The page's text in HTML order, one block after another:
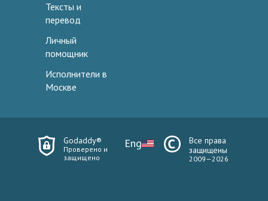
Тексты и
перевод
Личный
помощник
Исполнители в
Москве
Godaddy®
Проверено и
защищено
Eng
Все права
защищены
2009—2026